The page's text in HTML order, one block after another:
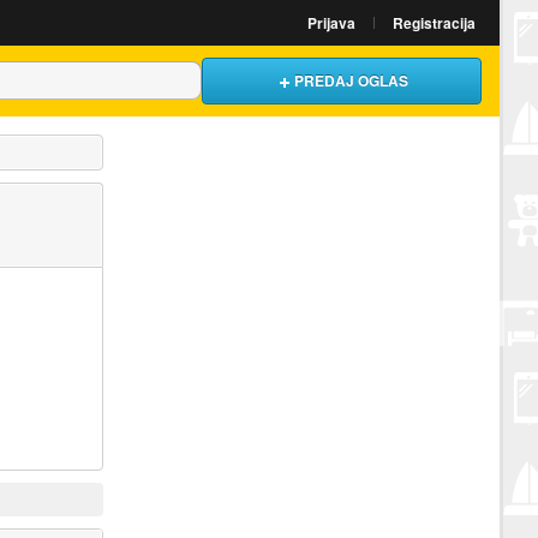
Prijava Registracija
PREDAJ OGLAS